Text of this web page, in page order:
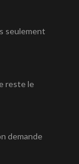
seulement
reste le
demande